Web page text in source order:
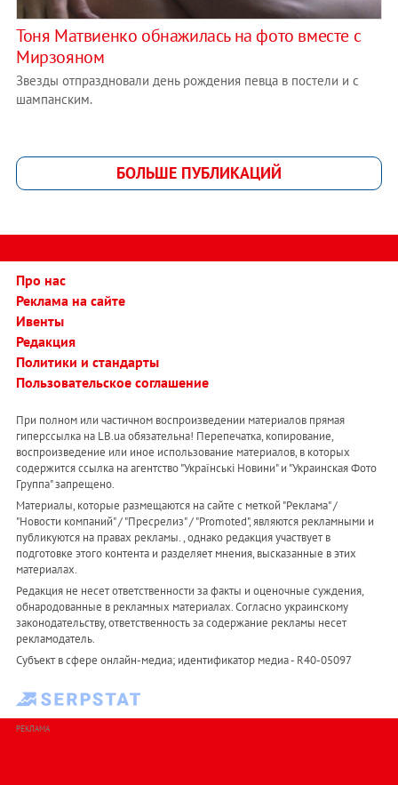
Тоня Матвиенко обнажилась на фото вместе с
Мирзояном
Звезды отпраздновали день рождения певца в постели и с
шампанским.
БОЛЬШЕ ПУБЛИКАЦИЙ
Про нас
Реклама на сайте
Ивенты
Редакция
Политики и стандарты
Пользовательское соглашение
При полном или частичном воспроизведении материалов прямая
гиперссылка на LB.ua обязательна! Перепечатка, копирование,
воспроизведение или иное использование материалов, в которых
содержится ссылка на агентство "Українськi Новини" и "Украинская Фото
Группа" запрещено.
Материалы, которые размещаются на сайте с меткой "Реклама" /
"Новости компаний" / "Пресрелиз" / "Promoted", являются рекламными и
публикуются на правах рекламы. , однако редакция участвует в
подготовке этого контента и разделяет мнения, высказанные в этих
материалах.
Редакция не несет ответственности за факты и оценочные суждения,
обнародованные в рекламных материалах. Согласно украинскому
законодательству, ответственность за содержание рекламы несет
рекламодатель.
Субъект в сфере онлайн-медиа; идентификатор медиа - R40-05097
РЕКЛАМА